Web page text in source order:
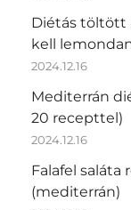
Diétás töltött
kell
2024.12.16
Mediterrán
20 recepttel)
2024.12.16
Falafel saláta
(mediterrán)